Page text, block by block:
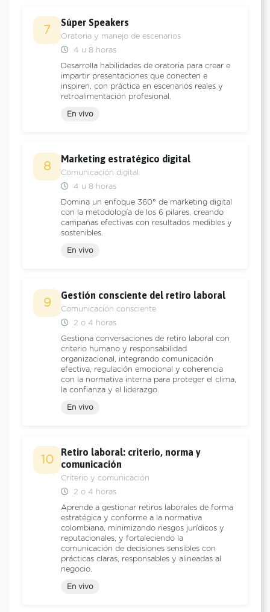
7
Súper Speakers
Oratoria y manejo de escenarios
4 u 8 horas
Desarrolla habilidades de oratoria para crear e
impartir presentaciones que conecten e
inspiren, con práctica en escenarios reales y
retroalimentación profesional.
En vivo
8
Marketing estratégico digital
Comunicación digital
4 u 8 horas
Domina un enfoque 360° de marketing digital
con la metodología de los 6 pilares, creando
campañas efectivas con resultados medibles y
sostenibles.
En vivo
9
Gestión consciente del retiro laboral
Comunicación consciente
2 o 4 horas
Gestiona conversaciones de retiro laboral con
criterio humano y responsabilidad
organizacional, integrando comunicación
efectiva, regulación emocional y coherencia
con la normativa interna para proteger el clima,
la confianza y el liderazgo.
En vivo
10
Retiro laboral: criterio, norma y
comunicación
Criterio y comunicación
2 o 4 horas
Aprende a gestionar retiros laborales de forma
estratégica y conforme a la normativa
colombiana, minimizando riesgos jurídicos y
reputacionales, y fortaleciendo la
comunicación de decisiones sensibles con
prácticas claras, responsables y alineadas al
negocio.
En vivo